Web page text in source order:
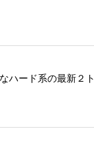
ハード系の最新２ト